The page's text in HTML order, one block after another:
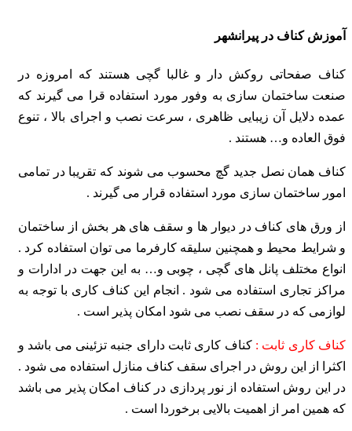
آموزش کناف در پیرانشهر
کناف صفحاتی روکش دار و غالبا گچی هستند که امروزه در
صنعت ساختمان سازی به وفور مورد استفاده قرا می گیرند که
عمده دلایل آن زیبایی ظاهری ، سرعت نصب و اجرای بالا ، تنوع
فوق العاده و… هستند .
کناف همان نصل جدید گچ محسوب می شوند که تقریبا در تمامی
امور ساختمان سازی مورد استفاده قرار می گیرند .
از ورق های کناف در دیوار ها و سقف های هر بخش از ساختمان
و شرایط محیط و همچنین سلیقه کارفرما می توان استفاده کرد .
انواع مختلف پانل های گچی ، چوبی و… به این جهت در ادارات و
مراکز تجاری استفاده می شود . انجام این کناف کاری با توجه به
لوازمی که در سقف نصب می شود امکان پذیر است .
کناف کاری ثابت :کناف کاری ثابت دارای جنبه تزئینی می باشد و
اکثرا از این روش در اجرای سقف کناف منازل استفاده می شود .
در این روش استفاده از نور پردازی در کناف امکان پذیر می باشد
که همین امر از اهمیت بالایی برخوردا است .